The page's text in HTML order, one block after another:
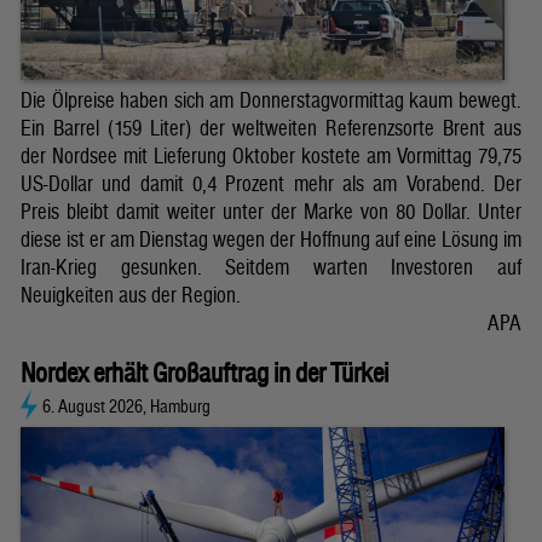
Die Ölpreise haben sich am Donnerstagvormittag kaum bewegt.
Ein Barrel (159 Liter) der weltweiten Referenzsorte Brent aus
der Nordsee mit Lieferung Oktober kostete am Vormittag 79,75
US-Dollar und damit 0,4 Prozent mehr als am Vorabend. Der
Preis bleibt damit weiter unter der Marke von 80 Dollar. Unter
diese ist er am Dienstag wegen der Hoffnung auf eine Lösung im
Iran-Krieg gesunken. Seitdem warten Investoren auf
Neuigkeiten aus der Region.
APA
Nordex erhält Großauftrag in der Türkei
6. August 2026, Hamburg